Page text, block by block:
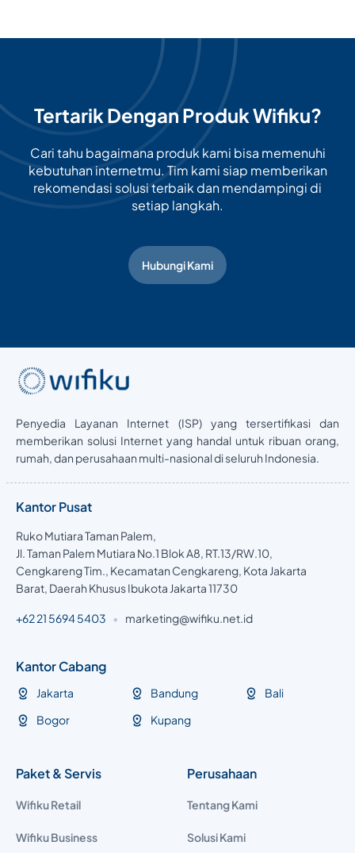
Tertarik Dengan Produk Wifiku?
Cari tahu bagaimana produk kami bisa memenuhi
kebutuhan internetmu. Tim kami siap memberikan
rekomendasi solusi terbaik dan mendampingi di
setiap langkah.
Hubungi Kami
Penyedia Layanan Internet (ISP) yang tersertifikasi dan
memberikan solusi Internet yang handal untuk ribuan orang,
rumah, dan perusahaan multi-nasional di seluruh Indonesia.
Kantor Pusat
Ruko Mutiara Taman Palem,
Jl. Taman Palem Mutiara No.1 Blok A8, RT.13/RW.10,
Cengkareng Tim., Kecamatan Cengkareng, Kota Jakarta
Barat, Daerah Khusus Ibukota Jakarta 11730
+62 21 5694 5403 • marketing@wifiku.net.id
Kantor Cabang
Jakarta
Bogor
Bandung
Kupang
Bali
Paket & Servis
Wifiku Retail
Wifiku Business
Perusahaan
Tentang Kami
Solusi Kami